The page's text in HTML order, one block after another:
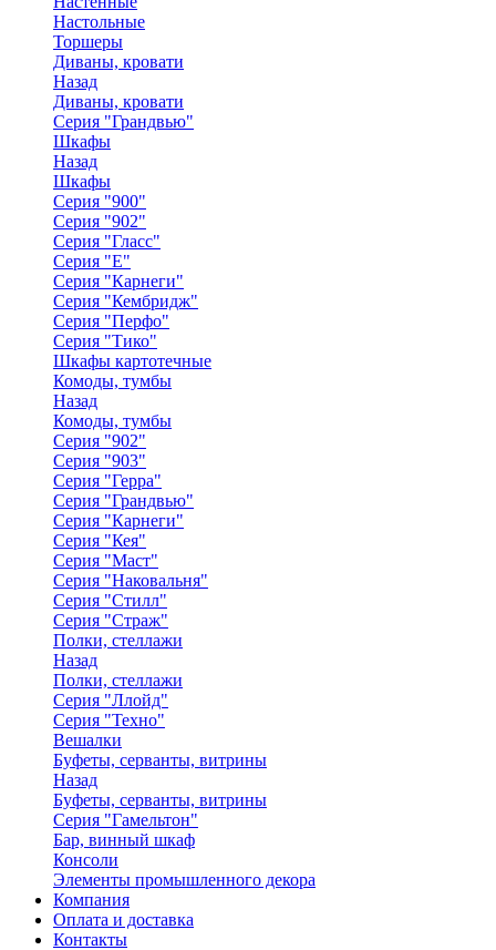
Настольные
Торшеры
Диваны, кровати
Назад
Диваны, кровати
Серия "Грандвью"
Шкафы
Назад
Шкафы
Серия "900"
Серия "902"
Серия "Гласс"
Серия "Е"
Серия "Карнеги"
Серия "Кембридж"
Серия "Перфо"
Серия "Тико"
Шкафы картотечные
Комоды, тумбы
Назад
Комоды, тумбы
Серия "902"
Серия "903"
Серия "Герра"
Серия "Грандвью"
Серия "Карнеги"
Серия "Кея"
Серия "Маст"
Серия "Наковальня"
Серия "Стилл"
Серия "Страж"
Полки, стеллажи
Назад
Полки, стеллажи
Серия "Ллойд"
Серия "Техно"
Вешалки
Буфеты, серванты, витрины
Назад
Буфеты, серванты, витрины
Серия "Гамельтон"
Бар, винный шкаф
Консоли
Элементы промышленного декора
Компания
Оплата и доставка
Контакты